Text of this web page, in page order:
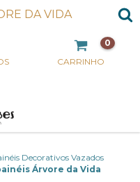
DA VIDA
CARRINHO
0
Decorativos Vazados
Árvore da Vida